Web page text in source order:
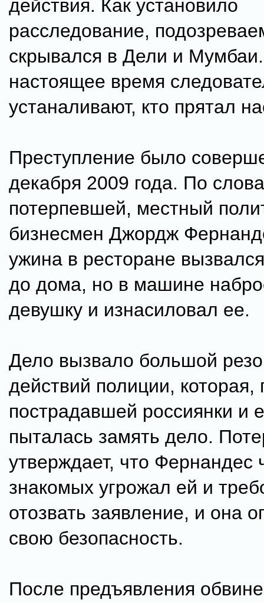
действия. Как установило
расследование,
скрывался в Дели и
настоящее время
устаналивают, кто прятал
Преступление было
декабря 2009 года. По
потерпевшей, местный
бизнесмен Джордж
ужина в ресторане
до дома, но в машине
девушку и изнасиловал ее.
Дело вызвало большой
действий полиции, которая,
пострадавшей россиянки и
пыталась замять дело.
утверждает, что Фернандес
знакомых угрожал ей и
отозвать заявление, и она
свою безопасность.
После предъявления